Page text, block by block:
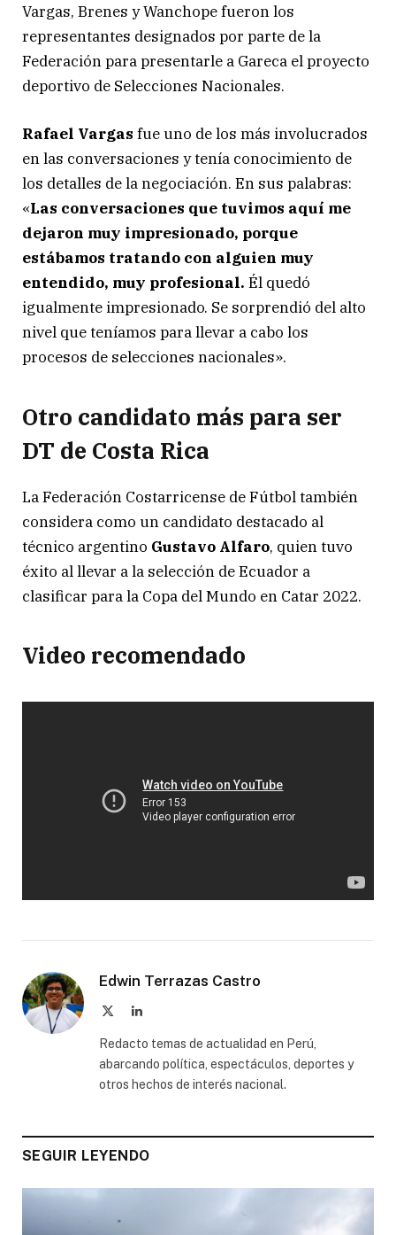
Vargas, Brenes y Wanchope fueron los
representantes designados por parte de la
Federación para presentarle a Gareca el proyecto
deportivo de Selecciones Nacionales.
Rafael Vargas fue uno de los más involucrados
en las conversaciones y tenía conocimiento de
los detalles de la negociación. En sus palabras:
«Las conversaciones que tuvimos aquí me
dejaron muy impresionado, porque
estábamos tratando con alguien muy
entendido, muy profesional. Él quedó
igualmente impresionado. Se sorprendió del alto
nivel que teníamos para llevar a cabo los
procesos de selecciones nacionales».
Otro candidato más para ser
DT de Costa Rica
La Federación Costarricense de Fútbol también
considera como un candidato destacado al
técnico argentino Gustavo Alfaro, quien tuvo
éxito al llevar a la selección de Ecuador a
clasificar para la Copa del Mundo en Catar 2022.
Video recomendado
Edwin Terrazas Castro
LinkedIn
Redacto temas de actualidad en Perú,
abarcando política, espectáculos, deportes y
otros hechos de interés nacional.
SEGUIR LEYENDO